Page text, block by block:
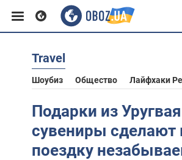
Европа
США
Азия
Travel
Шоубиз Общество Лайфхаки
Подарки из
сувениры сделают
поездку